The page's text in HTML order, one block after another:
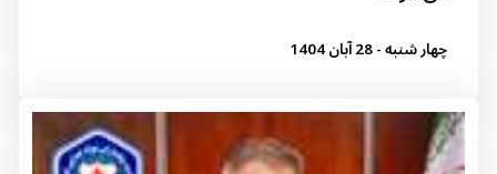
چهار شنبه - 28 آبان 1404